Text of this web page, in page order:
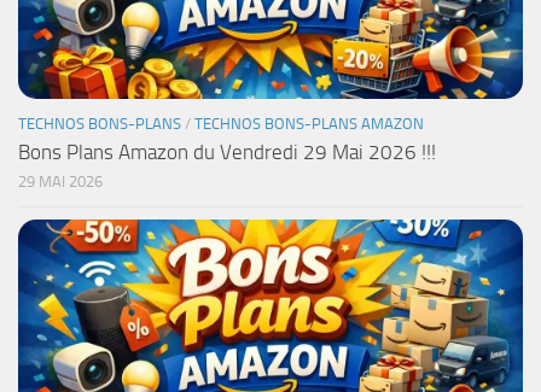
TECHNOS BONS-PLANS / TECHNOS BONS-PLANS AMAZON
Bons Plans Amazon du Vendredi 29 Mai 2026 !!!
29 MAI 2026